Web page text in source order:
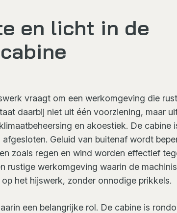
en licht in de
vraagt om een werkomgeving die
daarbij niet uit één voorziening, maar
en akoestiek. De cabine
afgesloten. Geluid van buitenaf wordt
zoals regen en wind worden effectief
rustige werkomgeving waarin de
het hijswerk, zonder onnodige prikkels.
een belangrijke rol. De cabine is